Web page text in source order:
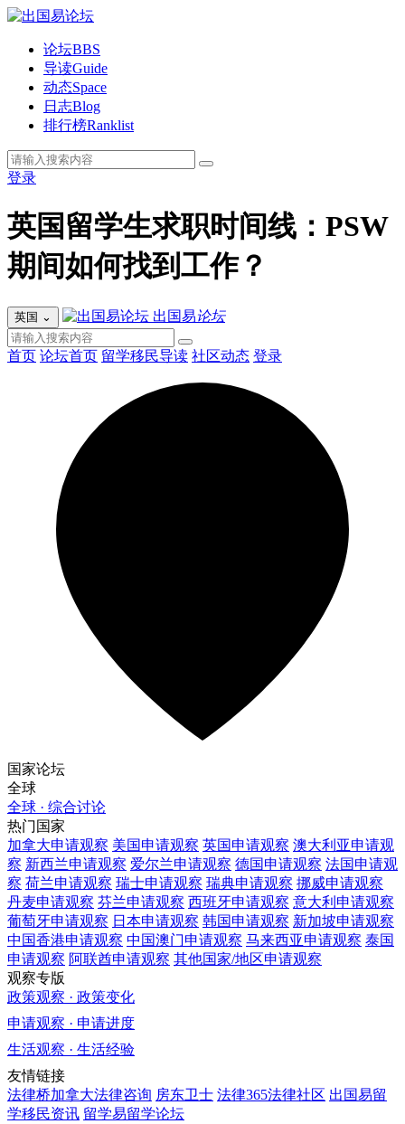
论坛BBS
导读Guide
动态Space
日志Blog
排行榜Ranklist
登录
英国留学生求职时间线：PSW
期间如何找到工作？
英国 ⌄ 出国易论坛
首页 论坛首页 留学移民导读 社区动态 登录
国家论坛
全球
全球 · 综合讨论
热门国家
加拿大申请观察 美国申请观察 英国申请观察 澳大利亚申请观
察 新西兰申请观察 爱尔兰申请观察 德国申请观察 法国申请观
察 荷兰申请观察 瑞士申请观察 瑞典申请观察 挪威申请观察
丹麦申请观察 芬兰申请观察 西班牙申请观察 意大利 申请观察
葡萄牙申请观察 日本申请观察 韩国申请观察 新加坡申请观察
中国香港申请观察 中国澳门申请观察 马来西亚申请观察 泰国
申请观察 阿联酋申请观察 其他国家/地区申请观察
观察专版
政策观察 · 政策变化
申请观察 · 申请进度
生活观察 · 生活经验
友情链接
法律桥加拿大法律咨询 房东卫士 法律365法律社区 出国易留
学移民资讯 留学易留学论坛